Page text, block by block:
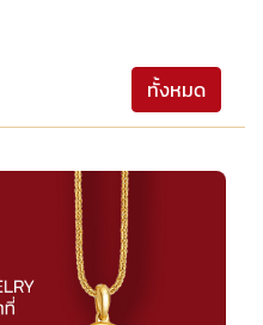
ทั้งหมด